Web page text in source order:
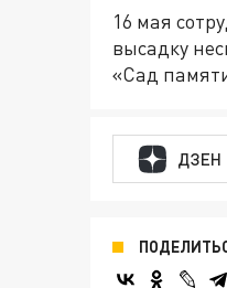
16 мая
высадку
«Сад
ДЗЕН